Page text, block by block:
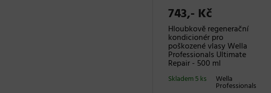
743,- Kč
Hloubkově regenerační
kondicionér pro
poškozené vlasy Wella
Professionals Ultimate
Repair - 500 ml
Wella
Professionals
Skladem 5 ks